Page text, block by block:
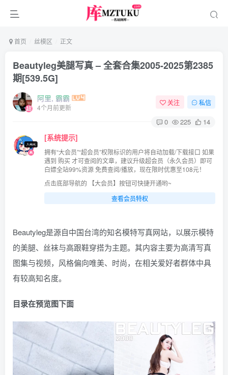
首页 丝模区 正文
Beautyleg美腿写真 – 全套合集2005-2025第2385
期[539.5G]
阿里, 霸霸
4个月前更新
关注 私信
0 225 14
[系统提示]
拥有“大会员”“超会员”权限标识的用户将自动加载/下载接口 如果
遇到 购买 才可查阅的文章，建议升级超会员（永久会员）即可
白嫖全站99%资源 免费查阅/播放，现在限时优惠至108元！
点击底部导航的 【大会员】按钮可快捷开通哟~
查看会员特权
Beautyleg是源自中国台湾的知名模特写真网站，以展示模特
的美腿、丝袜与高跟鞋穿搭为主题。其内容主要为高清写真
图集与视频，风格偏向唯美、时尚，在相关爱好者群体中具
有较高知名度。
目录在预览图下面